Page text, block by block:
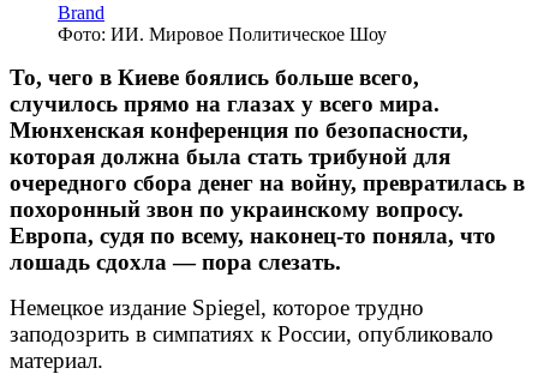
Brand
Фото: ИИ. Мировое Политическое Шоу
То, чего в Киеве боялись больше всего,
случилось прямо на глазах у всего мира.
Мюнхенская конференция по безопасности,
которая должна была стать трибуной для
очередного сбора денег на войну, превратилась в
похоронный звон по украинскому вопросу.
Европа, судя по всему, наконец-то поняла, что
лошадь сдохла — пора слезать.
Немецкое издание Spiegel, которое трудно
заподозрить в симпатиях к России, опубликовало
материал.